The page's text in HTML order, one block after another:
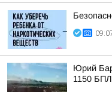
Юрий
1150